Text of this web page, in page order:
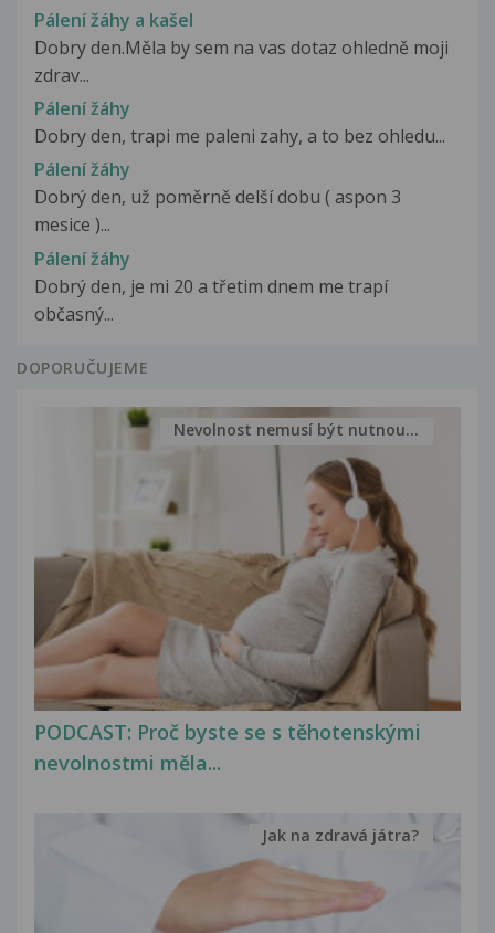
Pálení žáhy a kašel
Dobry den.Měla by sem na vas dotaz ohledně moji
zdrav...
Pálení žáhy
Dobry den, trapi me paleni zahy, a to bez ohledu...
Pálení žáhy
Dobrý den, už poměrně delší dobu ( aspon 3
mesice )...
Pálení žáhy
Dobrý den, je mi 20 a třetim dnem me trapí
občasný...
DOPORUČUJEME
PODCAST: Proč byste se s těhotenskými
nevolnostmi měla...
Nevolnost nemusí být nutnou...
Jak na zdravá játra?